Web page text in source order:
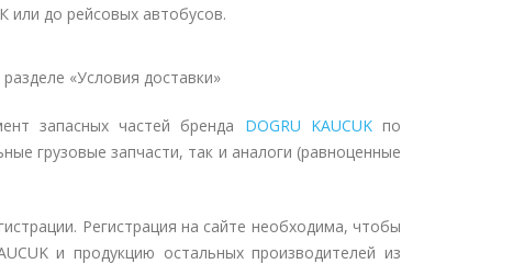
до рейсовых автобусов.
«Условия доставки»
запасных частей бренда DOGRU KAUCUKпо
грузовые запчасти, так и аналоги (равноценные
Регистрация на сайте необходима, чтобы
и продукцию остальных производителей из